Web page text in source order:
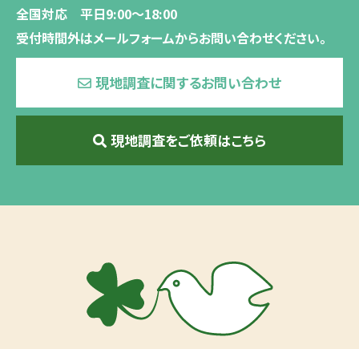
全国対応 平日9:00〜18:00
受付時間外はメールフォームからお問い合わせください。
現地調査に関するお問い合わせ
現地調査をご依頼はこちら